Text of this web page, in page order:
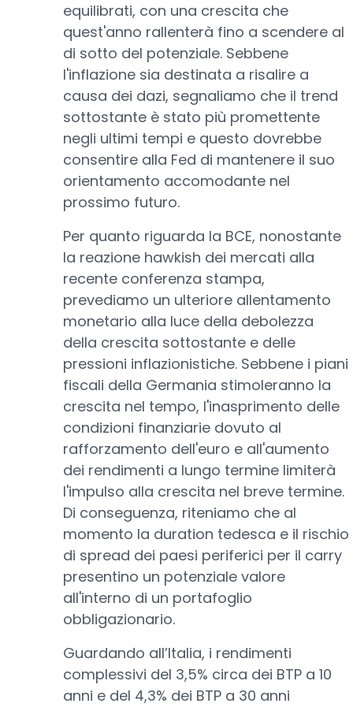
equilibrati, con una crescita che
quest'anno rallenterà fino a scendere al
di sotto del potenziale. Sebbene
l'inflazione sia destinata a risalire a
causa dei dazi, segnaliamo che il trend
sottostante è stato più promettente
negli ultimi tempi e questo dovrebbe
consentire alla Fed di mantenere il suo
orientamento accomodante nel
prossimo futuro.
Per quanto riguarda la BCE, nonostante
la reazione hawkish dei mercati alla
recente conferenza stampa,
prevediamo un ulteriore allentamento
monetario alla luce della debolezza
della crescita sottostante e delle
pressioni inflazionistiche. Sebbene i piani
fiscali della Germania stimoleranno la
crescita nel tempo, l'inasprimento delle
condizioni finanziarie dovuto al
rafforzamento dell'euro e all'aumento
dei rendimenti a lungo termine limiterà
l'impulso alla crescita nel breve termine.
Di conseguenza, riteniamo che al
momento la duration tedesca e il rischio
di spread dei paesi periferici per il carry
presentino un potenziale valore
all'interno di un portafoglio
obbligazionario.
Guardando all’Italia, i rendimenti
complessivi del 3,5% circa dei BTP a 10
anni e del 4,3% dei BTP a 30 anni